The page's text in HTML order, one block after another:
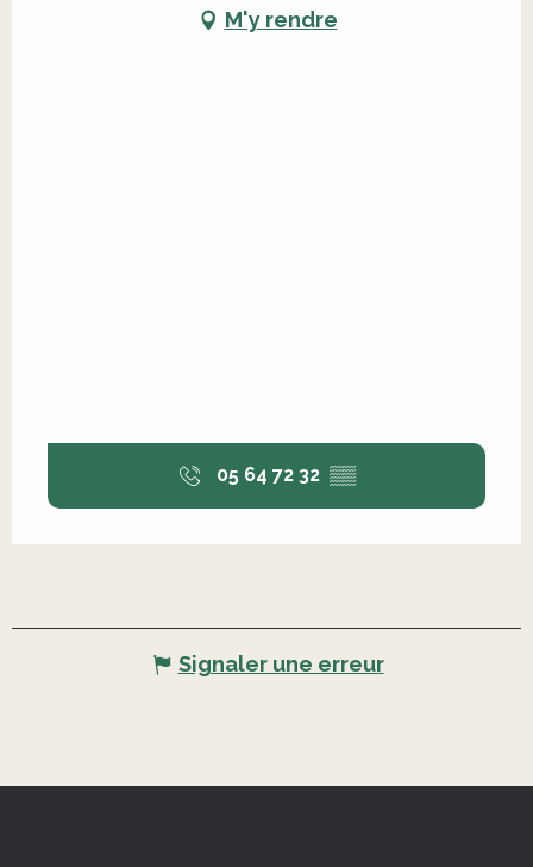
M'y rendre
05 64 72 32 ▒▒
Signaler une erreur